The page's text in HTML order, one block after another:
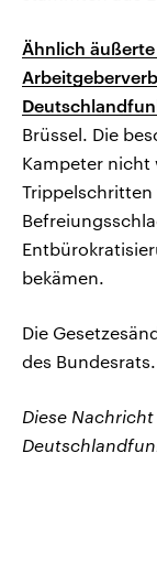
Ähnlich
Brüssel. Die
Kampeter
bekämen.
Die
des Bundesrats.
Diese